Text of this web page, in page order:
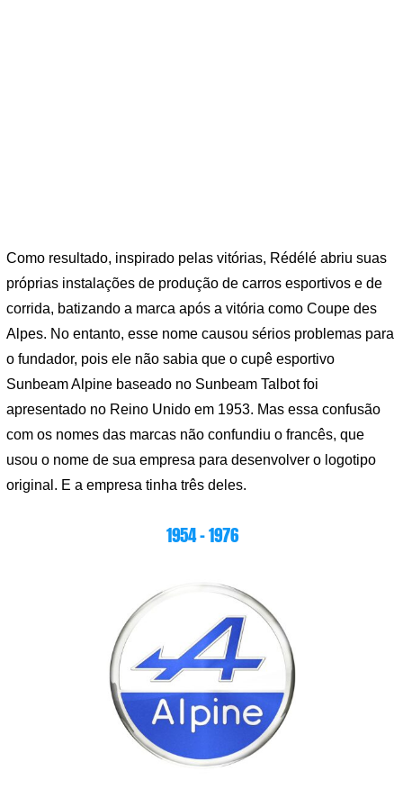
Como resultado, inspirado pelas vitórias, Rédélé abriu suas
próprias instalações de produção de carros esportivos e de
corrida, batizando a marca após a vitória como Coupe des
Alpes. No entanto, esse nome causou sérios problemas para
o fundador, pois ele não sabia que o cupê esportivo
Sunbeam Alpine baseado no Sunbeam Talbot foi
apresentado no Reino Unido em 1953. Mas essa confusão
com os nomes das marcas não confundiu o francês, que
usou o nome de sua empresa para desenvolver o logotipo
original. E a empresa tinha três deles.
1954 – 1976